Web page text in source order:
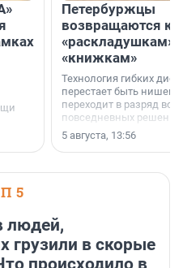
Петербуржцы
возвращаются к
«раскладушкам»
«книжкам»
Технология гибких
перестает быть
переходит в разряд
повседневных
5 августа, 13:56
5
людей,
грузили в скорые
происходило в